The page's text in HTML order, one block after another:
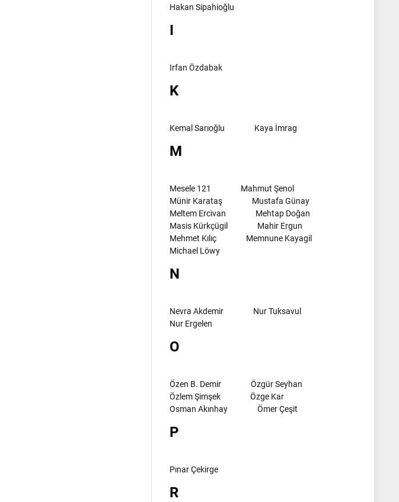
Hakan Sipahioğlu
I
Irfan Özdabak
K
Kemal Sarıoğlu Kaya İmrag
M
Mesele 121
Mahmut Şenol
Münir Karataş
Mustafa Günay
Meltem Ercivan
Mehtap Doğan
Masis Kürkçügil
Mahir Ergun
Mehmet Kılıç
Memnune Kayagil
Michael Löwy
N
Nevra Akdemir
Nur Tuksavul
Nur Ergelen
O
Özen B. Demir
Özgür Seyhan
Özlem Şimşek
Özge Kar
Osman Akınhay
Ömer Çeşit
P
Pınar Çekirge
R